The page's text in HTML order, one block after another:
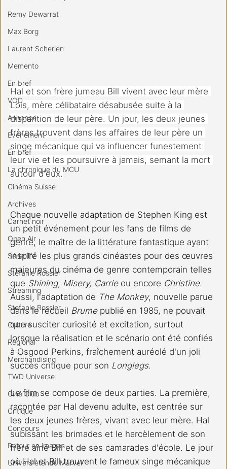
Remy Dewarrat
Max Borg
Laurent Scherlen
Memento
En bref
VOD
Annonce
Evénement
En bref
La chronique du MCU
Cinéma Suisse
Archives
Carnet noir
Open Air
Série TV
Stéfanie Rossier
Streaming
Stefanie Rossier
Culture
Régional
Merchandising
TWD Universe
Ciné Club
Critique
Concours
Retour en images
Univers étendu Marvel
Hal et son frère jumeau Bill vivent avec leur mère
Lois, mère célibataire désabusée suite à la
disparition de leur père. Un jour, les deux jeunes
frères trouvent dans les affaires de leur père un
singe mécanique qui va influencer funestement
leur vie et les poursuivre à jamais, semant la mort
autour d'eux.
Chaque nouvelle adaptation de Stephen King est
un petit événement pour les fans de films de
genre, le maître de la littérature fantastique ayant
inspiré les plus grands cinéastes pour des œuvres
majeures du cinéma de genre contemporain telles
que Shining, Misery, Carrie ou encore Christine.
Aussi, l'adaptation de The Monkey, nouvelle parue
dans le recueil Brume publié en 1985, ne pouvait
que susciter curiosité et excitation, surtout
lorsque la réalisation et le scénario ont été confiés
à Osgood Perkins, fraîchement auréolé d'un joli
succès critique pour son Longlegs.
Le film se compose de deux parties. La première,
racontée par Hal devenu adulte, est centrée sur
les deux jeunes frères, vivant avec leur mère. Hal
subissant les brimades et le harcèlement de son
frère aîné Bill et de ses camarades d'école. Le jour
où Hal et Bill trouvent le fameux singe mécanique